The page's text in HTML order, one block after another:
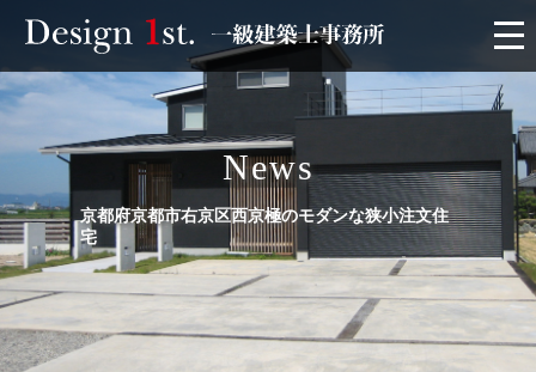
モニター
施工実績・施工事例
リフォーム
News
京都府京都市右京区西京極のモダンな狭小注文住
宅